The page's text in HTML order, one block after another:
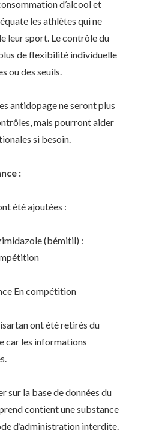
d’alcool et
les athlètes qui ne
leur sport. Le contrôle du
de flexibilité individuelle
ou des seuils.
antidopage ne seront plus
mais pourront aider
si besoin.
:
été ajoutées :
(bémitil) :
En compétition
ont été retirés du
car les informations
sur la base de données du
contient une substance
d’administration interdite.